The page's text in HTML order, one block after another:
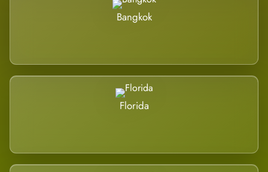
Bangkok
Florida